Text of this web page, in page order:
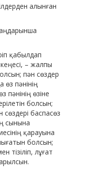
алынған
қабылдап
– жалпы
пән сөздер
өз пәнінің
пәнінің өзіне
болсын;
баспасөз
сынына
қарауына
болсын;
тізіліп, лұғат